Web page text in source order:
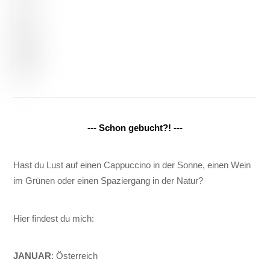
--- Schon gebucht?! ---
Hast du Lust auf einen Cappuccino in der Sonne, einen Wein
im Grünen oder einen Spaziergang in der Natur?
Hier findest du mich:
JANUAR: Österreich